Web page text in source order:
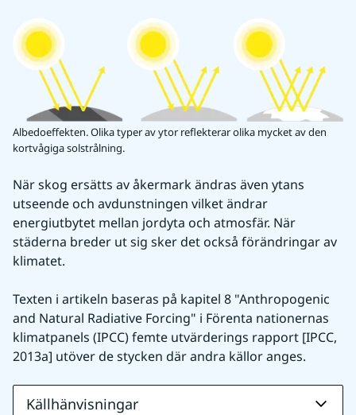
Albedoeffekten. Olika typer av ytor reflekterar olika mycket av den
kortvågiga solstrålning.
När skog ersätts av åkermark ändras även ytans
utseende och avdunstningen vilket ändrar
energiutbytet mellan jordyta och atmosfär. När
städerna breder ut sig sker det också förändringar av
klimatet.
Texten i artikeln baseras på kapitel 8 "Anthropogenic
and Natural Radiative Forcing" i Förenta nationernas
klimatpanels (IPCC) femte utvärderings rapport [IPCC,
2013a] utöver de stycken där andra källor anges.
Källhänvisningar